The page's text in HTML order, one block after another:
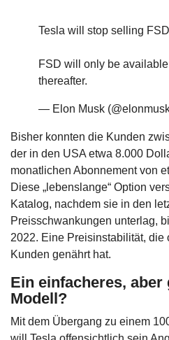
Tesla will stop selling
FSD will only be
thereafter.
— Elon Musk
Bisher konnten die Kunden
der in den USA etwa 8.000
monatlichen Abonnement von
Diese „lebenslange“ Option
Katalog, nachdem sie in den
Preisschwankungen unterlag,
2022. Eine Preisinstabilität, die
Kunden genährt hat.
Ein einfacheres, aber
Modell?
Mit dem Übergang zu einem